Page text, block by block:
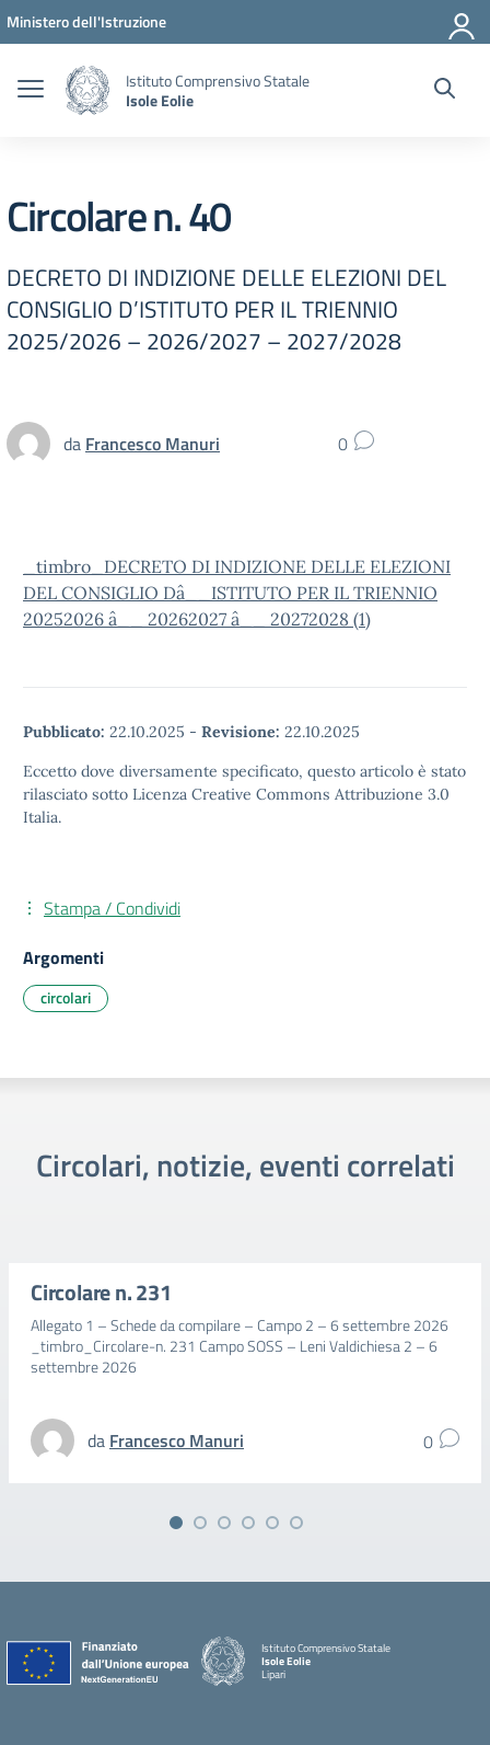
Vai ai contenuti
Vai al menu di navigazione
Vai al footer
Ministero dell'Istruzione
Istituto Comprensivo Statale
Isole Eolie
Circolare n. 40
DECRETO DI INDIZIONE DELLE ELEZIONI DEL
CONSIGLIO D’ISTITUTO PER IL TRIENNIO
2025/2026 – 2026/2027 – 2027/2028
da Francesco Manuri 0
_timbro_DECRETO DI INDIZIONE DELLE ELEZIONI
DEL CONSIGLIO Dâ__ISTITUTO PER IL TRIENNIO
20252026 â__ 20262027 â__ 20272028 (1)
Pubblicato: 22.10.2025 - Revisione: 22.10.2025
Eccetto dove diversamente specificato, questo articolo è stato
rilasciato sotto Licenza Creative Commons Attribuzione 3.0
Italia.
Stampa / Condividi
Argomenti
circolari
Circolari, notizie, eventi correlati
Circolare n. 231
Allegato 1 – Schede da compilare – Campo 2 – 6 settembre 2026
_timbro_Circolare-n. 231 Campo SOSS – Leni Valdichiesa 2 – 6
settembre 2026
da Francesco Manuri 0
Istituto Comprensivo Statale
Isole Eolie
Lipari